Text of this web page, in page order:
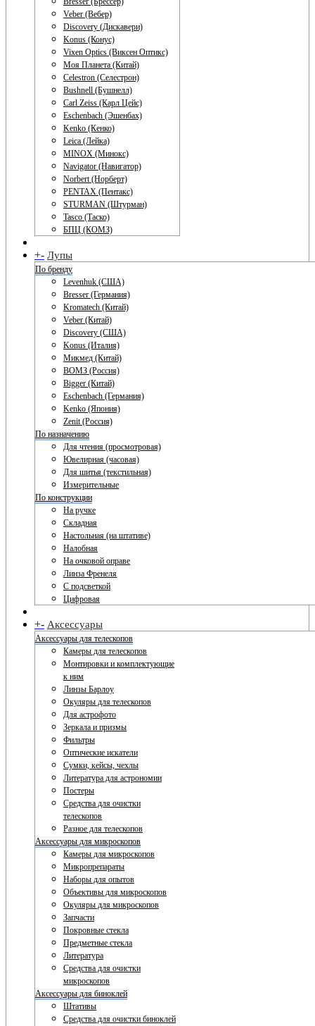
Veber (Вебер)
Discovery (Дискавери)
Konus (Конус)
Vixen Optics (Виксен Оптикс)
Моя Планета (Китай)
Celestron (Селестрон)
Bushnell (Бушнелл)
Carl Zeiss (Карл Цейс)
Eschenbach (Эшенбах)
Kenko (Кенко)
Leica (Лейка)
MINOX (Минокс)
Navigator (Навигатор)
Norbert (Норберт)
PENTAX (Пентакс)
STURMAN (Штурман)
Tasco (Таско)
БПЦ (КОМЗ)
+- Лупы
По бренду
Levenhuk (США)
Bresser (Германия)
Kromatech (Китай)
Veber (Китай)
Discovery (США)
Konus (Италия)
Микмед (Китай)
ВОМЗ (Россия)
Bigger (Китай)
Eschenbach (Германия)
Kenko (Япония)
Zenit (Россия)
По назначению
Для чтения (просмотровая)
Ювелирная (часовая)
Для шитья (текстильная)
Измерительные
По конструкции
На ручке
Складная
Настольная (на штативе)
Налобная
На очковой оправе
Линза Френеля
С подсветкой
Цифровая
+- Аксессуары
Аксессуары для телескопов
Камеры для телескопов
Монтировки и комплектующие
к ним
Линзы Барлоу
Окуляры для телескопов
Для астрофото
Зеркала и призмы
Фильтры
Оптические искатели
Сумки, кейсы, чехлы
Литература для астрономии
Постеры
Средства для очистки
телескопов
Разное для телескопов
Аксессуары для микроскопов
Камеры для микроскопов
Микропрепараты
Наборы для опытов
Объективы для микроскопов
Окуляры для микроскопов
Запчасти
Покровные стекла
Предметные стекла
Литература
Средства для очистки
микроскопов
Аксессуары для биноклей
Штативы
Средства для очистки биноклей